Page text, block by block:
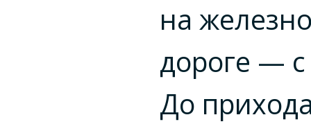
на
дороге — с
До